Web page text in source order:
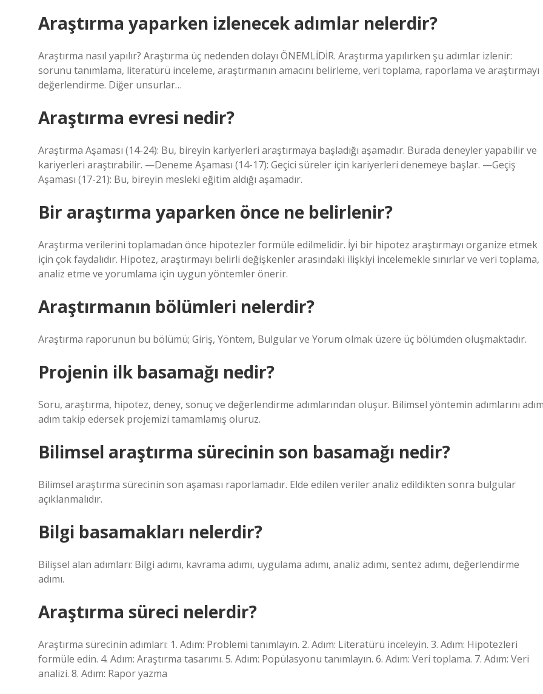
Araştırma yaparken izlenecek adımlar nelerdir?
Araştırma nasıl yapılır? Araştırma üç nedenden dolayı ÖNEMLİDİR. Araştırma yapılırken şu adımlar izlenir:
sorunu tanımlama, literatürü inceleme, araştırmanın amacını belirleme, veri toplama, raporlama ve araştırmayı
değerlendirme. Diğer unsurlar…
Araştırma evresi nedir?
Araştırma Aşaması (14-24): Bu, bireyin kariyerleri araştırmaya başladığı aşamadır. Burada deneyler yapabilir ve
kariyerleri araştırabilir. —Deneme Aşaması (14-17): Geçici süreler için kariyerleri denemeye başlar. —Geçiş
Aşaması (17-21): Bu, bireyin mesleki eğitim aldığı aşamadır.
Bir araştırma yaparken önce ne belirlenir?
Araştırma verilerini toplamadan önce hipotezler formüle edilmelidir. İyi bir hipotez araştırmayı organize etmek
için çok faydalıdır. Hipotez, araştırmayı belirli değişkenler arasındaki ilişkiyi incelemekle sınırlar ve veri toplama,
analiz etme ve yorumlama için uygun yöntemler önerir.
Araştırmanın bölümleri nelerdir?
Araştırma raporunun bu bölümü; Giriş, Yöntem, Bulgular ve Yorum olmak üzere üç bölümden oluşmaktadır.
Projenin ilk basamağı nedir?
Soru, araştırma, hipotez, deney, sonuç ve değerlendirme adımlarından oluşur. Bilimsel yöntemin adımlarını
adım takip edersek projemizi tamamlamış oluruz.
Bilimsel araştırma sürecinin son basamağı nedir?
Bilimsel araştırma sürecinin son aşaması raporlamadır. Elde edilen veriler analiz edildikten sonra bulgular
açıklanmalıdır.
Bilgi basamakları nelerdir?
Bilişsel alan adımları: Bilgi adımı, kavrama adımı, uygulama adımı, analiz adımı, sentez adımı, değerlendirme
adımı.
Araştırma süreci nelerdir?
Araştırma sürecinin adımları: 1. Adım: Problemi tanımlayın. 2. Adım: Literatürü inceleyin. 3. Adım: Hipotezleri
formüle edin. 4. Adım: Araştırma tasarımı. 5. Adım: Popülasyonu tanımlayın. 6. Adım: Veri toplama. 7. Adım: Veri
analizi. 8. Adım: Rapor yazma